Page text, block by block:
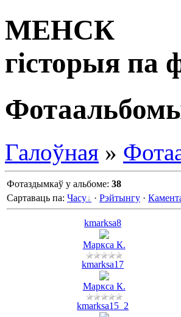
МЕНСК
гісторыя па
Галоўная »
Фотаздымкаў у альбоме: 38
Сартаваць па: Часу · Рэйтынгу ·
kmarksa8
Маркса К.
kmarksa17
Маркса К.
kmarksa15_2